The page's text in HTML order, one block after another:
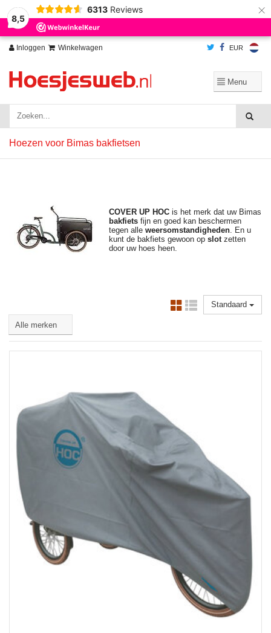
8,5
6313 Reviews ×
Inloggen Winkelwagen EUR
Hoezen voor Bimas bakfietsen
COVER UP HOC is het merk dat uw Bimas
bakfiets fijn en goed kan beschermen
tegen alle weersomstandigheden. En u
kunt de bakfiets gewoon op slotzetten
door uw hoes heen.
Standaard
Wij slaan cookies op om onze website te verbeteren. Is dat akkoord?
Ja
Nee